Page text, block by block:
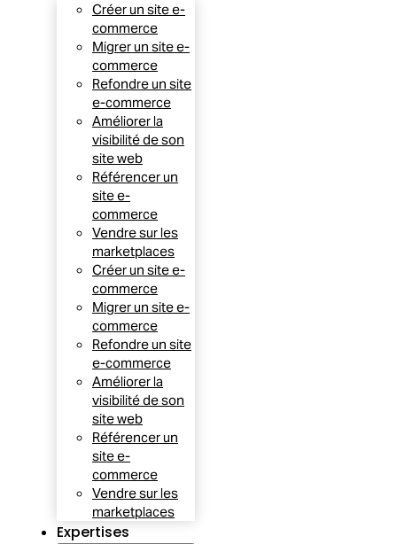
Créer un site e-
commerce
Migrer un site e-
commerce
Refondre un site
e-commerce
Améliorer la
visibilité de son
site web
Référencer un
site e-
commerce
Vendre sur les
marketplaces
Créer un site e-
commerce
Migrer un site e-
commerce
Refondre un site
e-commerce
Améliorer la
visibilité de son
site web
Référencer un
site e-
commerce
Vendre sur les
marketplaces
Expertises